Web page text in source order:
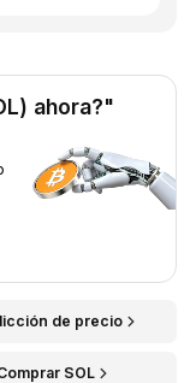
ahora?"
de precio
SOL